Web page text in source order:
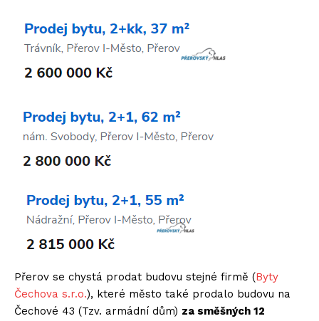
Přerov se chystá prodat budovu stejné firmě (Byty
Čechova s.r.o.), které město také prodalo budovu na
Čechové 43 (Tzv. armádní dům) za směšných 12